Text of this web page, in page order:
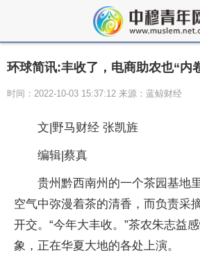
环球简讯:丰收了，电商助农也“内
时间：2022-10-03 15:37:12 来源：蓝鲸财经
文|野马财经 张凯旌
编辑|蔡真
贵州黔西南州的一个茶园基地
空气中弥漫着茶的清香，而负责采
开交。“今年大丰收。”茶农朱志益
象，正在华夏大地的各处上演。